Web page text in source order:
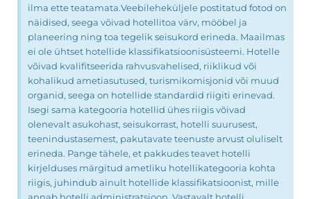
ilma ette teatamata.Veebileheküljele postitatud fotod on
näidised, seega võivad hotellitoa värv, mööbel ja
planeering ning toa tegelik seisukord erineda. Maailmas
ei ole ühtset hotellide klassifikatsioonisüsteemi. Hotelle
võivad kvalifitseerida rahvusvahelised, riiklikud või
kohalikud ametiasutused, turismikomisjonid või muud
organid, seega on hotellide standardid riigiti erinevad.
Isegi sama kategooria hotellid ühes riigis võivad
olenevalt asukohast, seisukorrast, hotelli suurusest,
teenindustasemest, pakutavate teenuste arvust oluliselt
erineda. Pange tähele, et pakkudes teavet hotelli
kirjelduses märgitud ametliku hotellikategooria kohta
riigis, juhindub ainult hotellide klassifikatsioonist, mille